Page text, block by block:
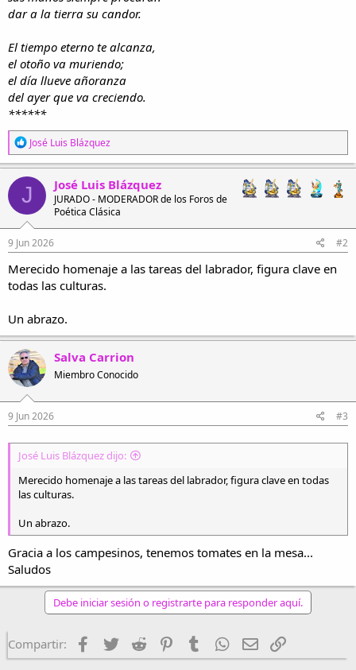
dar a la tierra su candor.
El tiempo eterno te alcanza,
el otoño va muriendo;
el día llueve añoranza
del ayer que va creciendo.
******
R
e
a
c
c
i
o
n
e
s
:
José Luis Blázquez
J José Luis Blázquez
JURADO - MODERADOR de los Foros de
Poética Clásica
9 Jun 2026 #2
Merecido homenaje a las tareas del labrador, figura clave en
todas las culturas.
Un abrazo.
Salva Carrion
Miembro Conocido
9 Jun 2026 #3
José Luis Blázquez dijo:
Merecido homenaje a las tareas del labrador, figura clave en todas
las culturas.
Un abrazo.
Gracia a los campesinos, tenemos tomates en la mesa...
Saludos
Debe iniciar sesión o registrarte para responder aquí.
Compartir: Facebook
TwitterReddit PinterestTumblrWhatsApp
EmailEnlace